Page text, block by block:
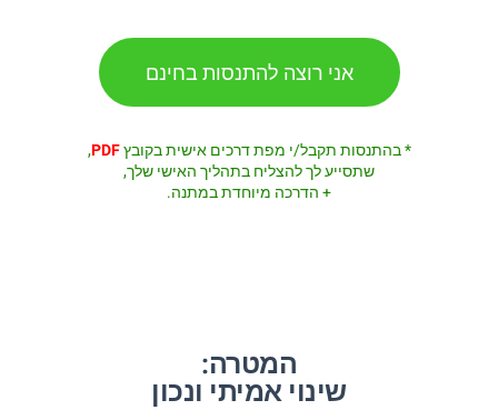
אני רוצה להתנסות בחינם
* בהתנסות תקבל/י מפת דרכים אישית בקובץPDF
,
שתסייע לך להצליח בתהליך האישי שלך,
+ הדרכה מיוחדת במתנה.
המטרה:
שינוי אמיתי ונכון